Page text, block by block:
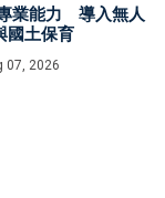
業能力 導入無人
國土保育
07, 2026